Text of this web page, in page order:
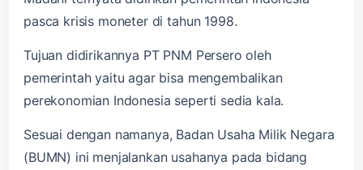
pasca krisis moneter di tahun 1998.
Tujuan didirikannya PT PNM Persero oleh
pemerintah yaitu agar bisa mengembalikan
perekonomian Indonesia seperti sedia kala.
Sesuai dengan namanya, Badan Usaha Milik Negara
(BUMN) ini menjalankan usahanya pada bidang